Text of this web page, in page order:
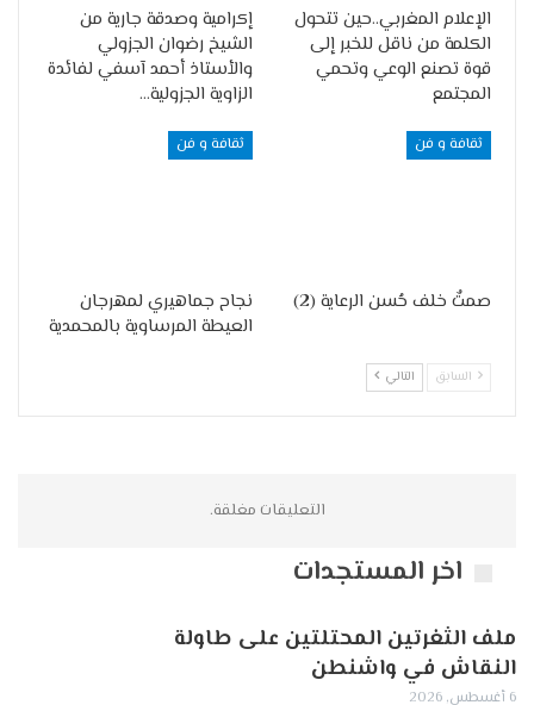
الإعلام المغربي..حين تتحول
الكلمة من ناقل للخبر إلى
قوة تصنع الوعي وتحمي
المجتمع
إكرامية وصدقة جارية من
الشيخ رضوان الجزولي
والأستاذ أحمد آسفي لفائدة
الزاوية الجزولية…
ثقافة و فن
صمتٌ خلف حُسن الرعاية (2)
ثقافة و فن
نجاح جماهيري لمهرجان
العيطة المرساوية بالمحمدية
السابق التالي
التعليقات مغلقة.
اخر المستجدات
ملف الثغرتين المحتلتين على طاولة
النقاش في واشنطن
6 أغسطس, 2026